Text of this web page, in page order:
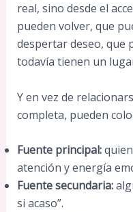
real, sino desde el
pueden volver, que
despertar deseo, que
todavía tienen un
Y en vez de
completa, pueden
Fuente principal:quien
atención y energía
Fuente secundaria:
si acaso”.